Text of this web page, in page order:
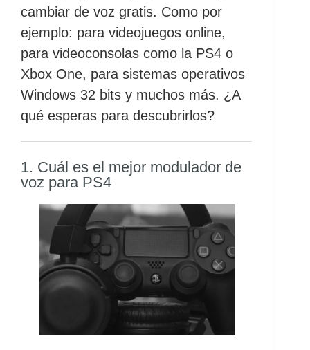
cambiar de voz gratis. Como por
ejemplo: para videojuegos online,
para videoconsolas como la PS4 o
Xbox One, para sistemas operativos
Windows 32 bits y muchos más. ¿A
qué esperas para descubrirlos?
1. Cuál es el mejor modulador de
voz para PS4